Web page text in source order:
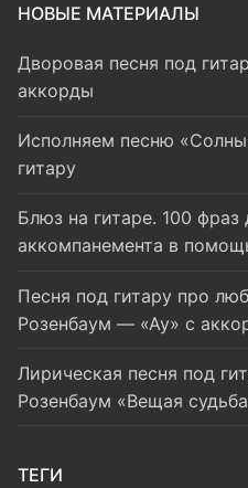
НОВЫЕ МАТЕРИАЛЫ
Дворовая песня под
аккорды
Исполняем песню
гитару
Блюз на гитаре. 100 фраз
аккомпанемента в
Песня под гитару про
Розенбаум — «Ау» с
Лирическая песня под
Розенбаум «Вещая
ТЕГИ